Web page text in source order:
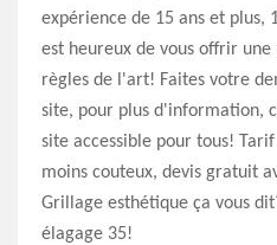
expérience de 15 ans et plus,
est heureux de vous offrir
règles de l'art! Faites votre
site, pour plus d'information,
site accessible pour tous!
moins couteux, devis gratuit
Grillage esthétique ça vous
élagage 35!